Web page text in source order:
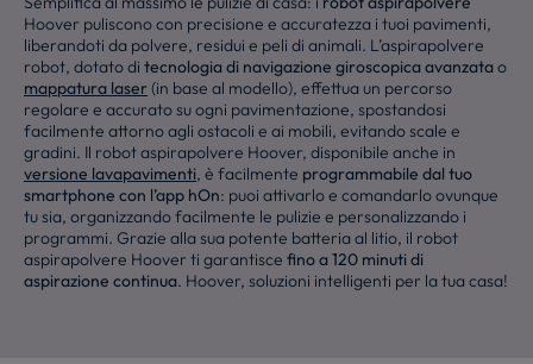
Hoover puliscono con precisione e accuratezza i tuoi pavimenti,
liberandoti da polvere, residui e peli di animali. L’aspirapolvere
robot, dotato di tecnologia di navigazione giroscopica avanzatao
mappatura laser (in base al modello), effettua un percorso
regolare e accurato su ogni pavimentazione, spostandosi
facilmente attorno agli ostacoli e ai mobili, evitando scale e
gradini. Il robot aspirapolvere Hoover, disponibile anche in
versione lavapavimenti, è facilmente programmabile dal tuo
smartphone con l’app hOn: puoi attivarlo e comandarlo ovunque
tu sia, organizzando facilmente le pulizie e personalizzando i
programmi. Grazie alla sua potente batteria al litio, il robot
aspirapolvere Hoover ti garantisce fino a 120 minuti di
aspirazione continua. Hoover, soluzioni intelligenti per la tua casa!